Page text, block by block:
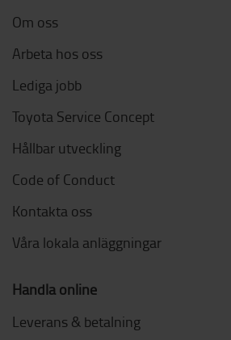
Om oss
Arbeta hos oss
Lediga jobb
Toyota Service Concept
Hållbar utveckling
Code of Conduct
Kontakta oss
Våra lokala anläggningar
Handla online
Leverans & betalning